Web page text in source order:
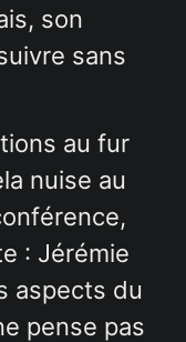
son
sans
au fur
nuise au
: Jérémie
aspects du
pense pas